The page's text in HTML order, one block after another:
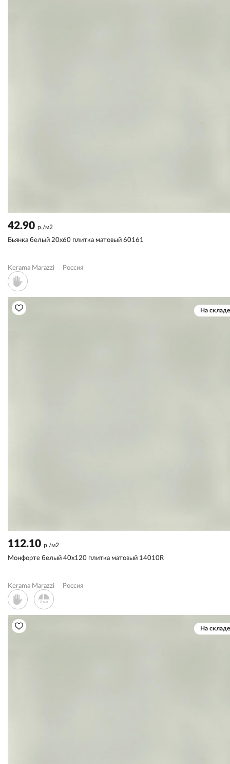
42.90 р./м2
Бьянка белый 20x60 плитка матовый 60161
Kerama Marazzi Россия
На складе
112.10 р./м2
Монфорте белый 40x120 плитка матовый 14010R
Kerama Marazzi Россия
На складе